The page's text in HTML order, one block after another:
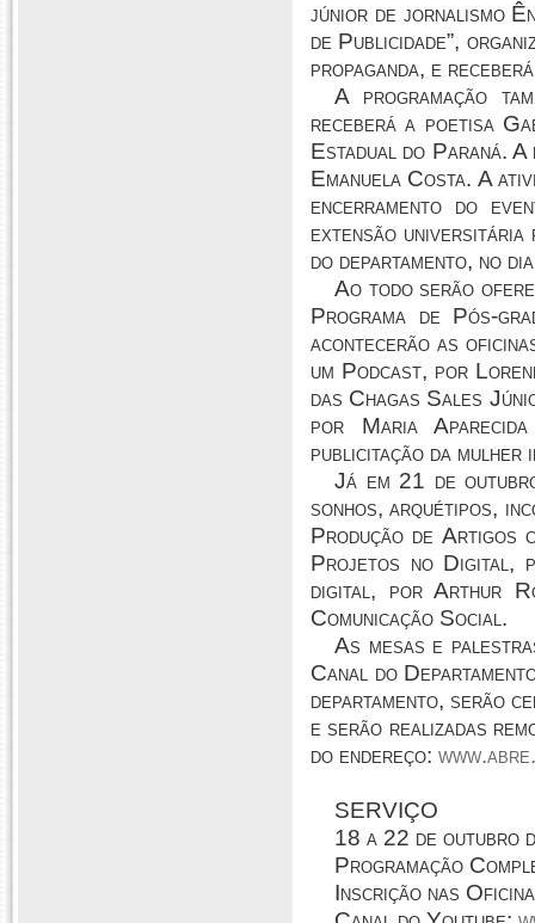
júnior de jornalismo
de Publicidade”,
propaganda, e
A programação
receberá a poetisa
Estadual do Paraná. A
Emanuela Costa. A
encerramento do
extensão universitária
do departamento, no
Ao todo serão
Programa de Pós-
acontecerão as
um Podcast, por
das Chagas Sales
por Maria
publicitação da
Já em 21 de
sonhos, arquétipos,
Produção de Artigos
Projetos no Digital,
digital, por Arthur
Comunicação Social.
As mesas e
Canal do
departamento, serão
e serão realizadas
do endereço:
SERVIÇO
18 a 22 de outubro
Programação
Inscrição nas